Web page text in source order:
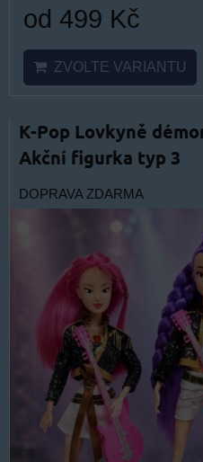
od 499 Kč
ZVOLTE VARIANTU
K-Pop Lovkyně
Akční figurka typ 3
DOPRAVA ZDARMA